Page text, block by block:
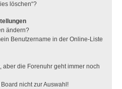
löschen“?
ändern?
Benutzername in der Online-Liste
aber die Forenuhr geht immer noch
nicht zur Auswahl!